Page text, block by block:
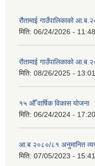
रौतामाई गाउँपालिकाको
मिति: 06/24/2026 - 11:48
रौतामाई गाउँपालिकाको
मिति: 08/26/2025 - 13:01
१५ औँ वार्षिक विकास योजना
मिति: 06/24/2024 - 17:20
आ.ब २०८०/८१ अनुमानित
मिति: 07/05/2023 - 15:41